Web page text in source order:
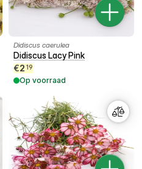
Didiscus caerulea
Didiscus Lacy Pink
€2 19
Op voorraad